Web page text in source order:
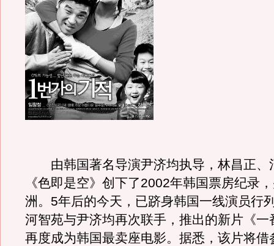
由韩国著名导演尹济均执导，林昌正、
《色即是空》创下了2002年韩国票房纪录
洲。5年后的今天，已跻身韩国一线演员行
河智苑与尹济均再次联手，推出的新片《一
再度成为韩国最卖座电影。据悉，该片将借